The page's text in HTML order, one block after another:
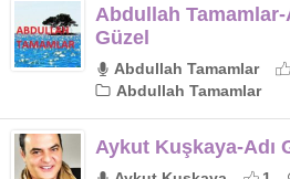
Abdullah Tamamlar-
Güzel
Abdullah Tamamlar
Abdullah Tamamlar
Aykut Kuşkaya-Adı